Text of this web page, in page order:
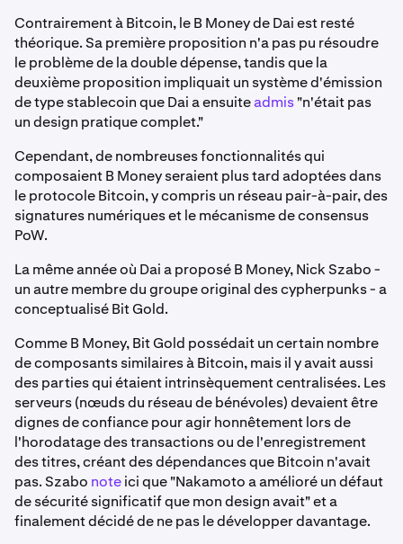
Contrairement à Bitcoin, le B Money de Dai est resté
théorique. Sa première proposition n'a pas pu résoudre
le problème de la double dépense, tandis que la
deuxième proposition impliquait un système d'émission
de type stablecoin que Dai a ensuiteadmis"n'était pas
un design pratique complet."
Cependant, de nombreuses fonctionnalités qui
composaient B Money seraient plus tard adoptées dans
le protocole Bitcoin, y compris un réseau pair-à-pair, des
signatures numériques et le mécanisme de consensus
PoW.
La même année où Dai a proposé B Money, Nick Szabo -
un autre membre du groupe original des cypherpunks - a
conceptualisé Bit Gold.
Comme B Money, Bit Gold possédait un certain nombre
de composants similaires à Bitcoin, mais il y avait aussi
des parties qui étaient intrinsèquement centralisées. Les
serveurs (nœuds du réseau de bénévoles) devaient être
dignes de confiance pour agir honnêtement lors de
l'horodatage des transactions ou de l'enregistrement
des titres, créant des dépendances que Bitcoin n'avait
pas. Szabo noteici que "Nakamoto a amélioré un défaut
de sécurité significatif que mon design avait" et a
finalement décidé de ne pas le développer davantage.